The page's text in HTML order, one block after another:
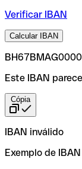
Verificar IBAN
Calcular IBAN
Este IBAN
Cópia
IBAN inválido
Exemplo de